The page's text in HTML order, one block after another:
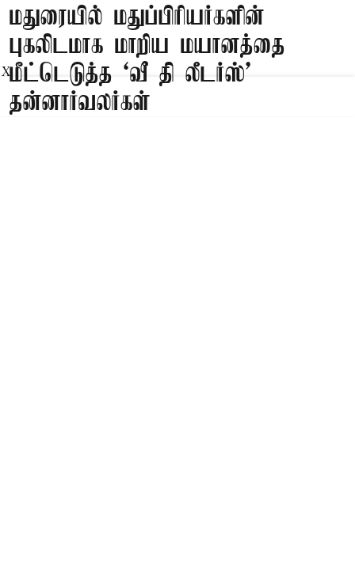
மதுரையில் மதுப்பிரியர்களின்
புகலிடமாக மாறிய மயானத்தை
மீட்டெடுத்த ‘வீ தி லீடர்ஸ்’
தன்னார்வலர்கள்
X